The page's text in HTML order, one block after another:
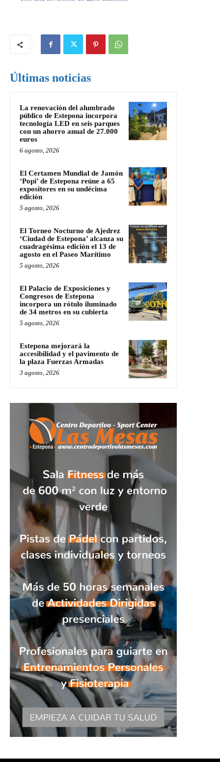
Últimas noticias
La renovación del alumbrado
público de Estepona incorpora
tecnología LED en seis parques
con un ahorro anual de 27.000
euros
6 agosto, 2026
El Certamen Mundial de Jamón
‘Popi’ de Estepona reúne a 65
expositores en su undécima
edición
5 agosto, 2026
El Torneo Nocturno de Ajedrez
‘Ciudad de Estepona’ alcanza su
cuadragésima edición el 13 de
agosto en el Paseo Marítimo
5 agosto, 2026
El Palacio de Exposiciones y
Congresos de Estepona
incorpora un rótulo iluminado
de 34 metros en su cubierta
5 agosto, 2026
Estepona mejorará la
accesibilidad y el pavimento de
la plaza Fuerzas Armadas
3 agosto, 2026